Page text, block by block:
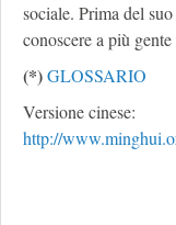
sociale. Prima del
conoscere a più
(*)GLOSSARIO
Versione cinese:
http://